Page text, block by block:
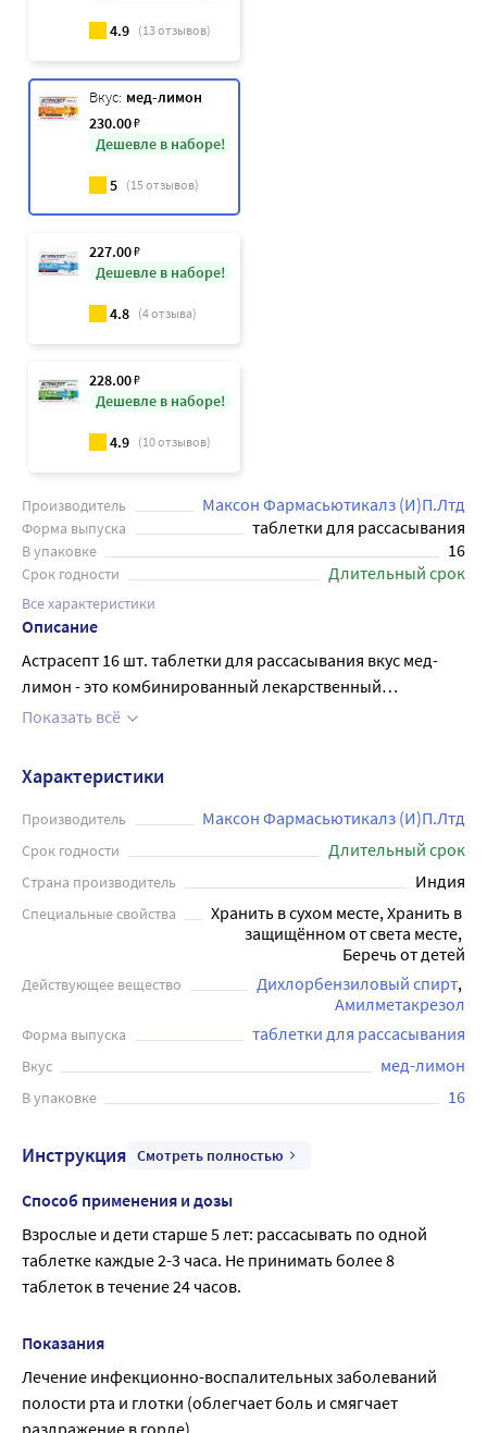
4.9 (13отзывов)
Вкус: мед-лимон
230.00₽
Дешевле в наборе!
5 (15отзывов)
227.00₽
Дешевле в наборе!
4.8 (4отзыва)
228.00₽
Дешевле в наборе!
4.9 (10отзывов)
Производитель Максон Фармасьютикалз (И)П.Лтд
Форма выпуска таблетки для рассасывания
В упаковке 16
Срок годности Длительный срок
Все характеристики
Описание
Астрасепт 16 шт. таблетки для рассасывания вкус мед-
лимон - это комбинированный лекарственный
противомикробный препарат для местного применения
действием. Активен в отношении грамположительных и
грамотрицательных микроорганизмов. Выпускается в
виде таблеток от светло-желтого до желто-коричневого
цвета. Применяется для лечения инфекционно-
(облегчает боль и смягчает раздражение в горле).
Рекомендуется использовать таблетки Астрасепт
взрослым и детям старше 5 лет при первых признаках
заболевания в полости рта. Перед применением
рекомендуется проконсультироваться с врачом.
Показать всё
Характеристики
Производитель Максон Фармасьютикалз (И)П.Лтд
Срок годности Длительный срок
Страна производитель Индия
Специальные свойства
Хранить в сухом месте, Хранить в
защищённом от света месте,
Беречь от детей
Действующее вещество
Дихлорбензиловый спирт
Амилметакрезол
Форма выпуска таблетки для рассасывания
Вкус мед-лимон
В упаковке 16
Инструкция Смотреть полностью
Способ применения и дозы
Взрослые и дети старше 5 лет: рассасывать по одной
таблетке каждые 2-3 часа. Не принимать более 8
таблеток в течение 24 часов.
Показания
Лечение инфекционно-воспалительных заболеваний
полости рта и глотки (облегчает боль и смягчает
раздражение в горле).